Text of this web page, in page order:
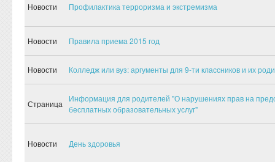
Новости Профилактика терроризма и экстремизма
Новости Правила приема 2015 год
Новости Колледж или вуз: аргументы для 9-ти классников и их
Страница
Информация для родителей "О нарушениях прав на
бесплатных образовательных услуг"
Новости День здоровья